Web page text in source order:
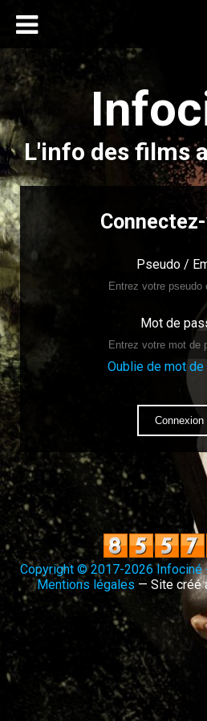
L'info des films
Pseudo /
Mot de
Oublie de mot
Connexion
Copyright © 2017-2026 Infociné
Mentions légales — Site créé